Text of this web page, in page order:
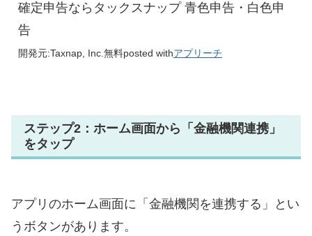
確定申告ならタックスナップ 青色申告・白色申
告
開発元:Taxnap, Inc.無料posted withアプリーチ
ステップ2：ホーム画面から「金融機関連携」
をタップ
アプリのホーム画面に「金融機関を連携する」とい
うボタンがあります。